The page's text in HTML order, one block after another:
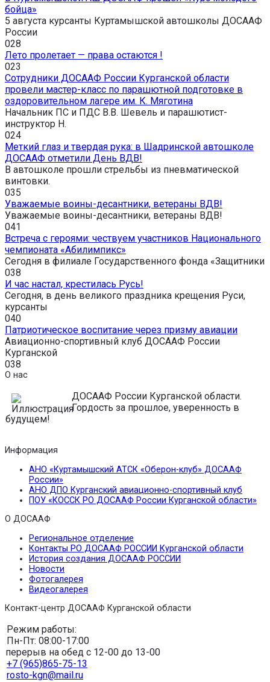
бойца»
5 августа курсанты Куртамышской автошколы ДОСААФ
России
028
Лето пролетает — права остаются !
023
Сотрудники ДОСААФ России Курганской области
провели мастер-класс по парашютной подготовке в
оздоровительном лагере им. К. Мяготина
Начальник ПС и ПДС В.В. Шевель и парашютист-
инструктор Н.
024
Меткий глаз и твердая рука: в Шадринской автошколе
ДОСААФ отметили День ВДВ!
В автошколе прошли стрельбы из пневматической
винтовки.
035
Уважаемые воины-десантники, ветераны ВДВ!
Уважаемые воины-десантники, ветераны ВДВ!
041
Встреча с героями: чествуем участников Национального
чемпионата «Абилимпикс»
Сегодня в филиале Государственного фонда «Защитники
038
И час настал, крестилась Русь!
Сегодня, в день великого праздника крещения Руси,
курсанты
040
Патриотическое воспитание через призму авиации
Авиационно-спортивный клуб ДОСААФ России
Курганской
038
О нас
ДОСААФ России Курганской области.
Гордость за прошлое, уверенность в
будущем!
Информация
АНО «Куртамышский АТСК «Оберон-клуб» ДОСААФ
России»
АНО ДПО Курганский авиационно-спортивный клуб
ПОУ «КОССК РО ДОСААФ России Курганской области»
О ДОСААФ
Региональное отделение
Контакты РО ДОСААФ РОССИИ Курганской области
История создания ДОСААФ РОССИИ
Новости
Фотогалерея
Видеогалерея
Контакт-центр ДОСААФ Курганской области
Режим работы:
Пн-Пт: 08:00-17:00
перерыв на обед с 12-00 до 13-00
+7 (965)865-75-13
rosto-kgn@mail.ru